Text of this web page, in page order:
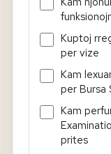
Kuptoj
per vize
Kam
per Bursa
Kam
prites